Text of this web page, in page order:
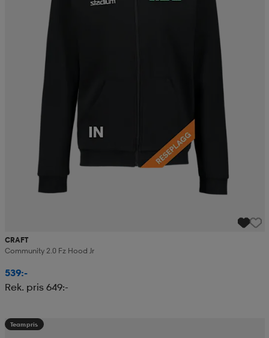
CRAFT
Community 2.0 Fz Hood Jr
539:-
Rek. pris 649:-
Teampris